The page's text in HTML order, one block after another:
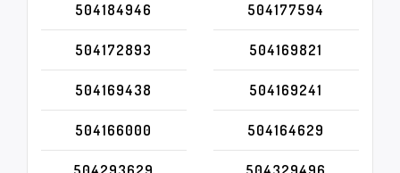
504184946 504177594
504172893 504169821
504169438 504169241
504166000 504164629